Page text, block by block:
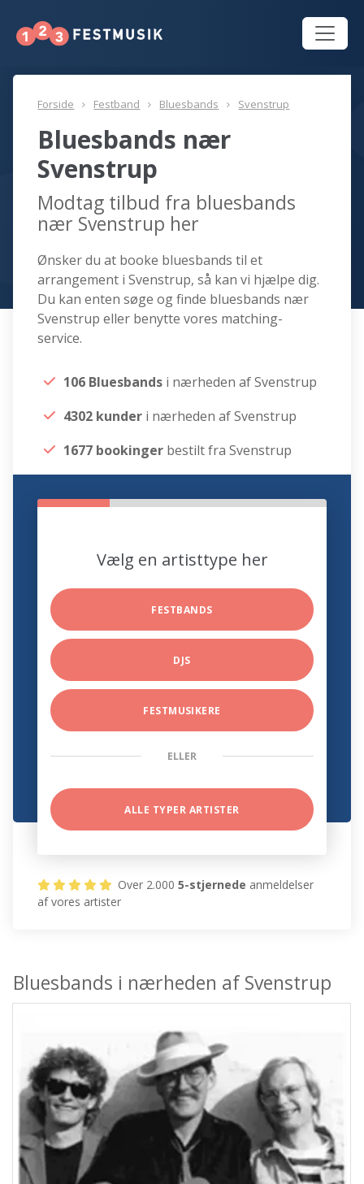
Forside Festband Bluesbands Svenstrup
Bluesbands nær
Svenstrup
Modtag tilbud fra bluesbands
nær Svenstrup her
Ønsker du at booke bluesbands til et
arrangement i Svenstrup, så kan vi hjælpe dig.
Du kan enten søge og finde bluesbands nær
Svenstrup eller benytte vores matching-
service.
106 Bluesbands i nærheden af Svenstrup
4302 kunder i nærheden af Svenstrup
1677 bookinger bestilt fra Svenstrup
Vælg en artisttype her
FESTBANDS
DJS
FESTMUSIKERE
ELLER
ALLE TYPER ARTISTER
Over 2.0005-stjernede anmeldelser
af vores artister
Bluesbands i nærheden af Svenstrup